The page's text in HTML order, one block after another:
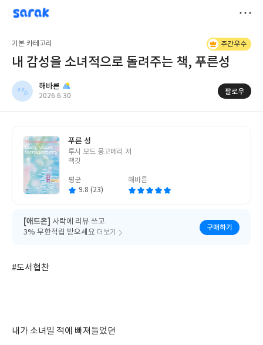
sarak
해바른
저
장
기본 카테고리 주간우수
내 감성을 소녀적으로 돌려주는 책, 푸른성
해바른
작
2026.6.30
팔로우
푸른 성
글
쓴
루시 모드 몽고메리 저
책깃
평균
9.8 (23)
해바른
[애드온] 사락에 리뷰 쓰고
3% 무한적립 받으세요 더보기
구매하기
#도서협찬
내가 소녀일 적에 빠져들었던